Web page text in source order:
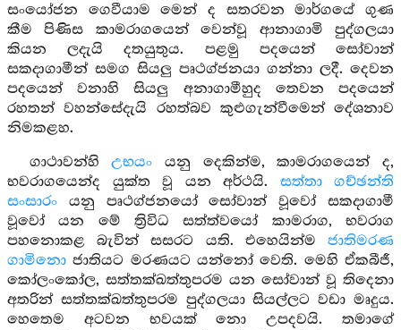
සංයෝජන ගෙවීයාම මෙන් ද සතරවන මාර්ගයේ ගුණ
කීම පිණිස කාමරාගයෙන් වෙන්වූ ආනාගාමි පුද්ගලයා
කියන ලදැයි දතයුතුය. පළමු පදයෙන් සෝවාන්
සකදාගාමීන් සමග සියලු පෘථග්ජනයා ගන්නා ලදී. දෙවන
පදයෙන් වනාහි සියලු අනාගාමීහුද තෙවන පදයෙන්
රහතන් වහන්සේදැයි රහත්බව කුළුගැන්වීමෙන් දේශනාව
නිමකළහ.
ගාථාවන්හිඋභයං යනු දෙකින්ම, කාමරාගයෙන් ද,
භවරාගයෙන්ද යුක්ත වූ යන අර්ථයි. සත්තා ගච්ඡන්ති
සංසාරං යනු පෘථග්ජනයෝ සෝවාන් වූවෝ සකදාගාමී
වූවෝ යන මේ ත්‍රිවිධ සත්ත්වයෝ කාමරාග, භවරාග
පහනොකළ බැවින් සසරට යති. එහෙයින්ම ජාතිමරණ
ගාමිනො ජාතියට මරණයට යන්නෝ වෙති. මෙහි ඒකබීජී,
කෝලංකෝල, සත්තක්ඛත්තුපරම යන සෝවාන් වූ තිදෙනා
අතරින් සත්තක්ඛත්තුපරම පුද්ගලයා සියල්ලට වඩා මෘදුය.
හෙතෙම අටවන භවයක් නො උපදවයි. තමාගේ